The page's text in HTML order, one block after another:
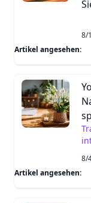
8/
Artikel angesehen:
8/
Artikel angesehen: